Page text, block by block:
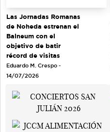
Las Jornadas Romanas
de Noheda estrenan el
Balneum con el
objetivo de batir
récord de visitas
Eduardo M. Crespo -
14/07/2026